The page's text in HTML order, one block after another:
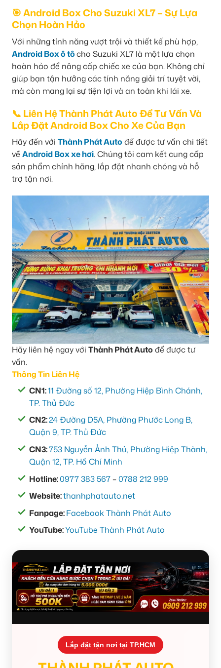
🎯 Android Box Cho Suzuki XL7 – Sự Lựa
Chọn Hoàn Hảo
Với những tính năng vượt trội và thiết kế phù hợp,
Android Box ô tôcho Suzuki XL7 là một lựa chọn
hoàn hảo để nâng cấp chiếc xe của bạn. Không chỉ
giúp bạn tận hưởng các tính năng giải trí tuyệt vời,
mà còn mang lại sự tiện lợi và an toàn khi lái xe.
📞 Liên Hệ Thành Phát Auto Để Tư Vấn Và
Lắp Đặt Android Box Cho Xe Của Bạn
Hãy đến với Thành Phát Autođể được tư vấn chi tiết
về Android Box xe hơi. Chúng tôi cam kết cung cấp
sản phẩm chính hãng, lắp đặt nhanh chóng và hỗ
trợ tận nơi.
Hãy liên hệ ngay với Thành Phát Auto để được tư
vấn.
Thông Tin Liên Hệ
CN1:11 Đường số 12, Phường Hiệp Bình Chánh,
TP. Thủ Đức
CN2:24 Đường D5A, Phường Phước Long B,
Quận 9, TP. Thủ Đức
CN3:753 Nguyễn Ảnh Thủ, Phường Hiệp Thành,
Quận 12, TP. Hồ Chí Minh
Hotline:0977 383 567 –0788 212 999
Website:thanhphatauto.net
Fanpage:Facebook Thành Phát Auto
YouTube:YouTube Thành Phát Auto
Lắp đặt tận nơi tại TP.HCM